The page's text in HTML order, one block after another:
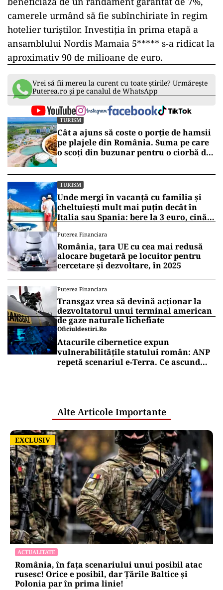
camerele urmând să fie subînchiriate în regim
hotelier turiștilor. Investiția în prima etapă a
ansamblului Nordis Mamaia 5***** s-a ridicat la
aproximativ 90 de milioane de euro.
Vrei să fii mereu la curent cu toate știrile? Urmărește
Puterea.ro și pe canalul de WhatsApp
TURISM
Cât a ajuns să coste o porție de hamsii
pe plajele din România. Suma pe care
o scoți din buzunar pentru o ciorbă de
Nord
TURISM
Unde mergi în vacanță cu familia și
cheltuiești mult mai puțin decât în
Italia sau Spania: bere la 3 euro, cină
Puterea Financiara
România, țara UE cu cea mai redusă
alocare bugetară pe locuitor pentru
cercetare și dezvoltare, în 2025
Puterea Financiara
Transgaz vrea să devină acționar la
dezvoltatorul unui terminal american
de gaze naturale lichefiate
Oficiuldestiri.ro
Atacurile cibernetice expun
vulnerabilitățile statului român: ANP
repetă scenariul e‑Terra. Ce ascund
Alte Articole Importante
EXCLUSIV
EXCLUSIV
ACTUALITATE
România, în fața scenariului unui posibil atac
rusesc! Orice e posibil, dar Țările Baltice și
Polonia par în prima linie!